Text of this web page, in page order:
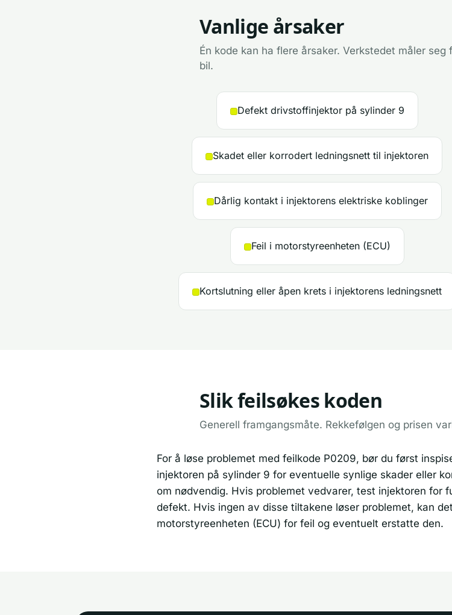
Vanlige årsaker
Én kode kan ha flere årsaker. Verkstedet måler
bil.
Defekt drivstoffinjektor på sylinder 9
Skadet eller korrodert ledningsnett til injektoren
Dårlig kontakt i injektorens elektriske koblinger
Feil i motorstyreenheten (ECU)
Kortslutning eller åpen krets i injektorens ledningsnett
Slik feilsøkes koden
Generell framgangsmåte. Rekkefølgen og prisen
For å løse problemet med feilkode P0209, bør du først
injektoren på sylinder 9 for eventuelle synlige skader eller
om nødvendig. Hvis problemet vedvarer, test injektoren for
defekt. Hvis ingen av disse tiltakene løser problemet, kan
motorstyreenheten (ECU) for feil og eventuelt erstatte den.